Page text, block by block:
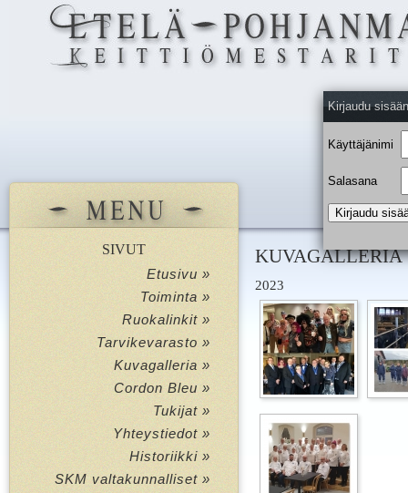
SIVUT
Etusivu »
Toiminta »
Ruokalinkit »
Tarvikevarasto »
Kuvagalleria »
Cordon Bleu »
Tukijat »
Yhteystiedot »
Historiikki »
SKM valtakunnalliset »
Kirjaudu sisään
Käyttäjänimi
Salasana
KUVAGALLERIA
2023